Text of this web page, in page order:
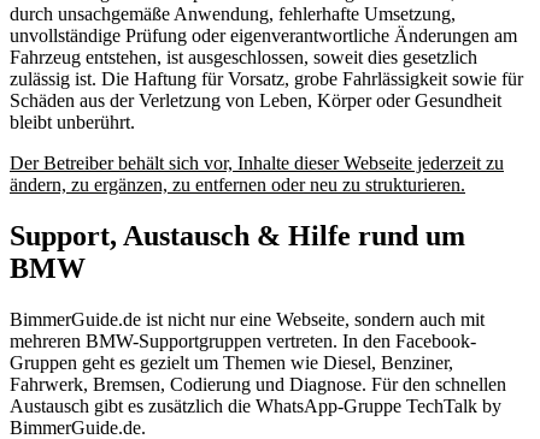
durch unsachgemäße Anwendung, fehlerhafte Umsetzung,
unvollständige Prüfung oder eigenverantwortliche Änderungen am
Fahrzeug entstehen, ist ausgeschlossen, soweit dies gesetzlich
zulässig ist. Die Haftung für Vorsatz, grobe Fahrlässigkeit sowie für
Schäden aus der Verletzung von Leben, Körper oder Gesundheit
bleibt unberührt.
Der Betreiber behält sich vor, Inhalte dieser Webseite jederzeit zu
ändern, zu ergänzen, zu entfernen oder neu zu strukturieren.
Support, Austausch & Hilfe rund um
BMW
BimmerGuide.de ist nicht nur eine Webseite, sondern auch mit
mehreren BMW-Supportgruppen vertreten. In den Facebook-
Gruppen geht es gezielt um Themen wie Diesel, Benziner,
Fahrwerk, Bremsen, Codierung und Diagnose. Für den schnellen
Austausch gibt es zusätzlich die WhatsApp-Gruppe TechTalk by
BimmerGuide.de.